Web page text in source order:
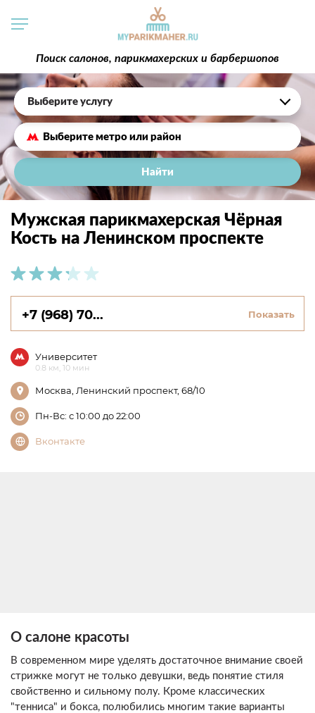
Поиск салонов, парикмахерских и барбершопов
Выберите услугу
Найти
Мужская парикмахерская Чёрная
Кость на Ленинском проспекте
+7 (968) 70... Показать
Университет
0.8 км, 10 мин
Москва, Ленинский проспект, 68/10
Пн-Вс: с 10:00 до 22:00
Вконтакте
О салоне красоты
В современном мире уделять достаточное внимание своей
стрижке могут не только девушки, ведь понятие стиля
свойственно и сильному полу. Кроме классических
"тенниса" и бокса, полюбились многим такие варианты